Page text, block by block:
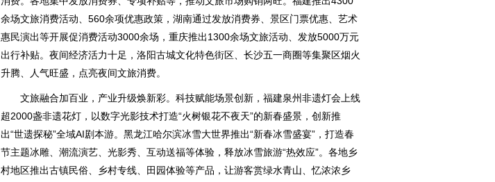
余场文旅消费活动、560余项优惠政策，湖南通过发放消费券、景区门票优惠、艺术
惠民演出等开展促消费活动3000余场，重庆推出1300余场文旅活动、发放5000万元
出行补贴。夜间经济活力十足，洛阳古城文化特色街区、长沙五一商圈等集聚区烟火
升腾、人气旺盛，点亮夜间文旅消费。
文旅融合加百业，产业升级焕新彩。科技赋能场景创新，福建泉州非遗灯会上线
超2000盏非遗花灯，以数字光影技术打造“火树银花不夜天”的新春盛景，创新推
出“世遗探秘”全域AI剧本游。黑龙江哈尔滨冰雪大世界推出“新春冰雪盛宴”，打造春
节主题冰雕、潮流演艺、光影秀、互动送福等体验，释放冰雪旅游“热效应”。各地乡
村地区推出古镇民俗、乡村专线、田园体验等产品，让游客赏绿水青山、忆浓浓乡